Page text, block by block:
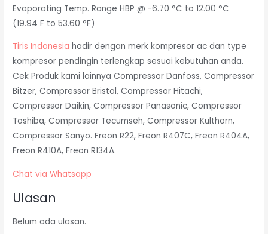
Evaporating Temp. Range HBP @ -6.70 °C to 12.00 °C
(19.94 F to 53.60 °F)
Tiris Indonesia hadir dengan merk kompresor ac dan type
kompresor pendingin terlengkap sesuai kebutuhan anda.
Cek Produk kami lainnya Compressor Danfoss, Compressor
Bitzer, Compressor Bristol, Compressor Hitachi,
Compressor Daikin, Compressor Panasonic, Compressor
Toshiba, Compressor Tecumseh, Compressor Kulthorn,
Compressor Sanyo. Freon R22, Freon R407C, Freon R404A,
Freon R410A, Freon R134A.
Chat via Whatsapp
Ulasan
Belum ada ulasan.